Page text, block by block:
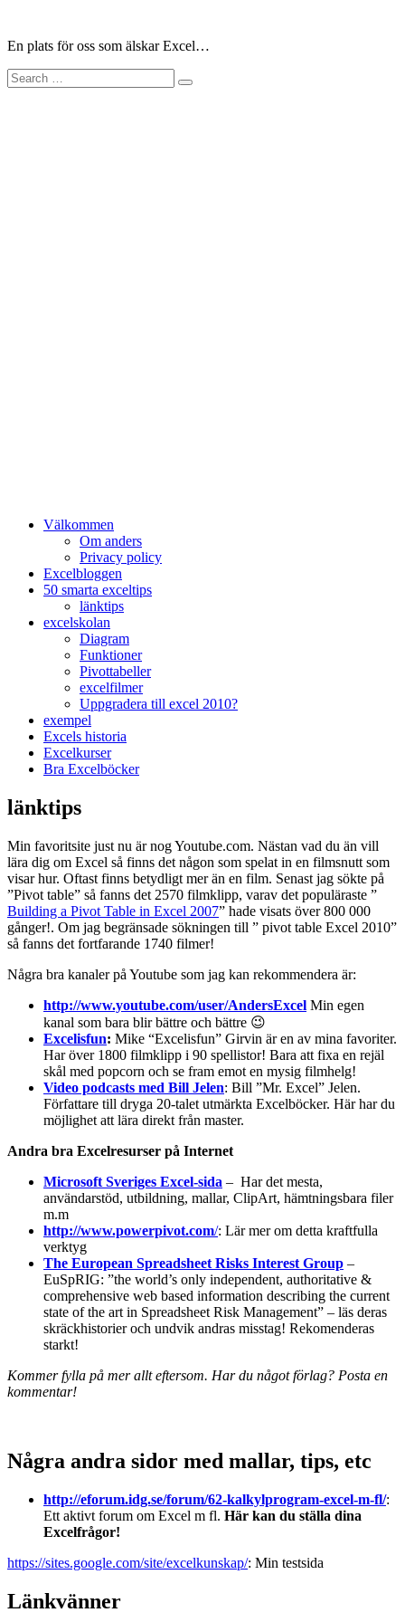
content
En plats för oss som älskar Excel…
Search
for:
Välkommen
Om anders
Privacy policy
Excelbloggen
50 smarta exceltips
länktips
excelskolan
Diagram
Funktioner
Pivottabeller
excelfilmer
Uppgradera till excel 2010?
exempel
Excels historia
Excelkurser
Bra Excelböcker
länktips
Min favoritsite just nu är nog Youtube.com. Nästan vad du än vill
lära dig om Excel så finns det någon som spelat in en filmsnutt som
visar hur. Oftast finns betydligt mer än en film. Senast jag sökte på
”Pivot table” så fanns det 2570 filmklipp, varav det populäraste ”
Building a Pivot Table in Excel 2007” hade visats över 800 000
gånger!. Om jag begränsade sökningen till ” pivot table Excel 2010”
så fanns det fortfarande 1740 filmer!
Några bra kanaler på Youtube som jag kan rekommendera är:
http://www.youtube.com/user/AndersExcel Min egen
kanal som bara blir bättre och bättre 😉
Excelisfun: Mike “Excelisfun” Girvin är en av mina favoriter.
Har över 1800 filmklipp i 90 spellistor! Bara att fixa en rejäl
skål med popcorn och se fram emot en mysig filmhelg!
Video podcasts med Bill Jelen: Bill ”Mr. Excel” Jelen.
Författare till dryga 20-talet utmärkta Excelböcker. Här har du
möjlighet att lära direkt från master.
Andra bra Excelresurser på Internet
Microsoft Sveriges Excel-sida – Har det mesta,
användarstöd, utbildning, mallar, ClipArt, hämtningsbara filer
m.m
http://www.powerpivot.com/: Lär mer om detta kraftfulla
verktyg
The European Spreadsheet Risks Interest Group –
EuSpRIG: ”the world’s only independent, authoritative &
comprehensive web based information describing the current
state of the art in Spreadsheet Risk Management” – läs deras
skräckhistorier och undvik andras misstag! Rekomenderas
starkt!
Kommer fylla på mer allt eftersom. Har du något förlag? Posta en
kommentar!
Några andra sidor med mallar, tips, etc
http://eforum.idg.se/forum/62-kalkylprogram-excel-m-fl/:
Ett aktivt forum om Excel m fl. Här kan du ställa dina
Excelfrågor!
https://sites.google.com/site/excelkunskap/: Min testsida
Länkvänner